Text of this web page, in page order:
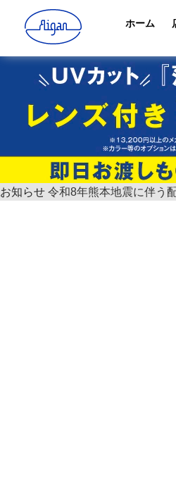
ホーム
お知らせ 令和8年熊本地震に伴う